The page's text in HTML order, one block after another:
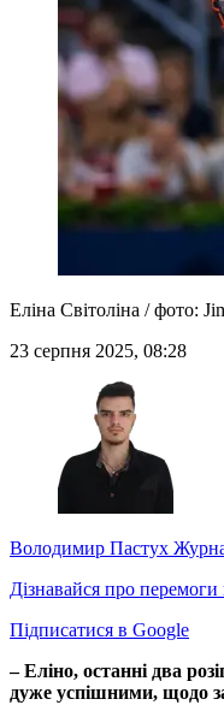
Еліна Світоліна / фото:
23 серпня 2025, 08:28
Володимир Пастух
Дізнавайся про
Підписатися в Google
– Еліно, останні два
дуже успішними, щодо